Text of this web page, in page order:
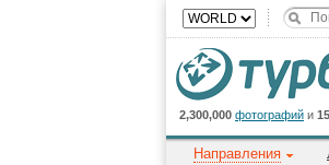
2,300,000 фотографий и
Направления